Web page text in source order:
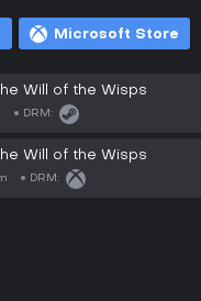
Microsoft Store
Will of the Wisps
DRM:
Will of the Wisps
DRM: